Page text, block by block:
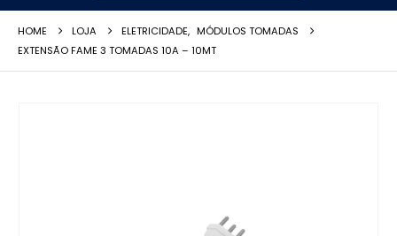
HOME LOJA ELETRICIDADE, MÓDULOS TOMADAS
EXTENSÃO FAME 3 TOMADAS 10A – 10MT